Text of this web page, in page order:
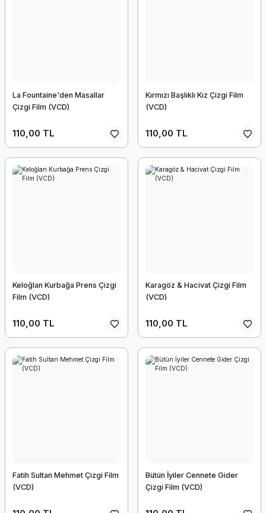
La Fountaine'den Masallar
Çizgi Film (VCD)
110,00 TL
Kırmızı Başlıklı Kız Çizgi Film
(VCD)
110,00 TL
Keloğlan Kurbağa Prens Çizgi
Film (VCD)
110,00 TL
Karagöz & Hacivat Çizgi Film
(VCD)
110,00 TL
Fatih Sultan Mehmet Çizgi Film
(VCD)
Bütün İyiler Cennete Gider
Çizgi Film (VCD)